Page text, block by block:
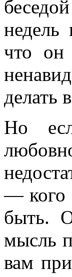
недель
что он
делать
Но
— кого
быть.
мысль
вам